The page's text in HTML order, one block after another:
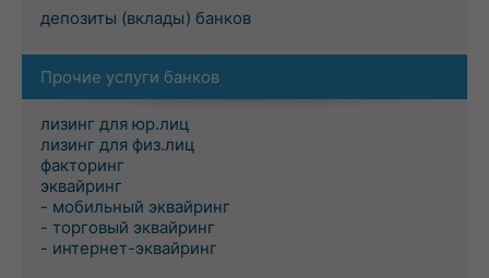
депозиты (вклады) банков
Прочие услуги банков
лизинг для юр.лиц
лизинг для физ.лиц
факторинг
эквайринг
- мобильный эквайринг
- торговый эквайринг
- интернет-эквайринг